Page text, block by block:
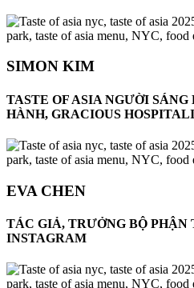
SIMON KIM
TASTE OF ASIA NGƯỜI
HÀNH, GRACIOUS
EVA CHEN
TÁC GIẢ, TRƯỞNG BỘ
INSTAGRAM